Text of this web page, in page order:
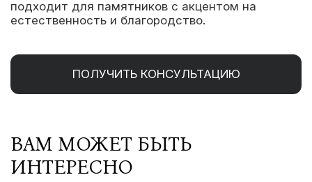
подходит для памятников с акцентом на
естественность и благородство.
ПОЛУЧИТЬ КОНСУЛЬТАЦИЮ
ВАМ МОЖЕТ БЫТЬ
ИНТЕРЕСНО